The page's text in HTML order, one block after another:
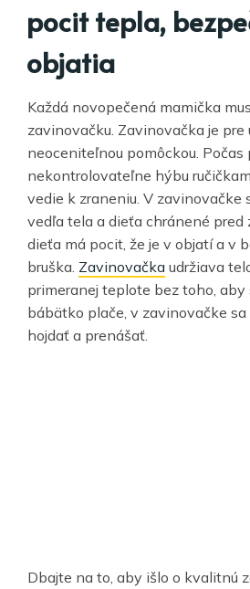
pocit tepla,
objatia
Každá novopečená mamička
zavinovačku. Zavinovačka je
neoceniteľnou pomôckou. Počas
nekontrolovateľne hýbu
vedie k zraneniu. V zavinovačke
vedľa tela a dieťa chránené pred
dieťa má pocit, že je v objatí a v
bruška. Zavinovačka udržiava
primeranej teplote bez toho, aby
bábätko plače, v zavinovačke
hojdať a prenášať.
Dbajte na to, aby išlo o kvalitnú